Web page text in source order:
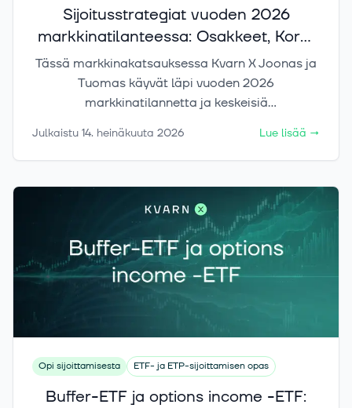
Sijoitusstrategiat vuoden 2026
markkinatilanteessa: Osakkeet, Korot
ja Kryptot
Tässä markkinakatsauksessa Kvarn X Joonas ja
Tuomas käyvät läpi vuoden 2026
markkinatilannetta ja keskeisiä
Katsauksessa tarkastellaan osakemarkkinoiden
kehitystä, eri sektoreiden välisiä tuottoeroja
markkinoihin. Lisäksi Joonas ja Tuomas
keskustelevat raaka-aineiden ja muiden
hyödykkeiden ajankohtaisista trendeistä.
Lopuksi huomio kääntyy kryptomarkkinaan, sen
nykytilanteeseen sekä siihen, millaisia
Julkaistu 14. heinäkuuta 2026 Lue lisää →
Opi sijoittamisesta ETF- ja ETP-sijoittamisen opas
Buffer-ETF ja options income -ETF: